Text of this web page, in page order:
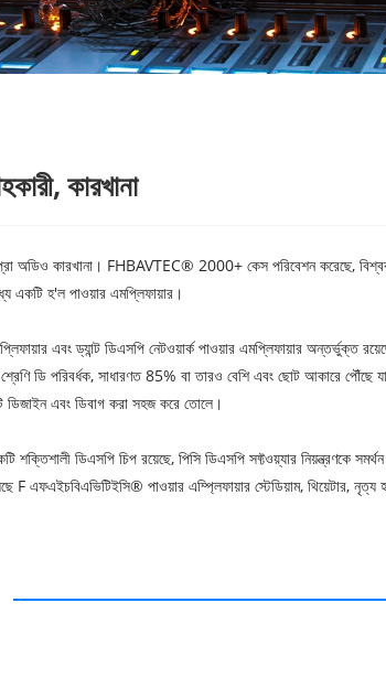
কারখানা
অডিও কারখানা। FHBAVTEC® 2000+ কেস পরিবেশন করেছে,
একটি হ'ল পাওয়ার এমপ্লিফায়ার।
এবং ড্যান্ট ডিএসপি নেটওয়ার্ক পাওয়ার এমপ্লিফায়ার অন্তর্ভুক্ত
ডি পরিবর্ধক, সাধারণত 85% বা তারও বেশি এবং ছোট আকারে পৌঁছে
ডিজাইন এবং ডিবাগ করা সহজ করে তোলে।
শক্তিশালী ডিএসপি চিপ রয়েছে, পিসি ডিএসপি সফ্টওয়্যার
F এফএইচবিএভিটিইসি® পাওয়ার এম্প্লিফায়ার স্টেডিয়াম, থিয়েটার, নৃত্য